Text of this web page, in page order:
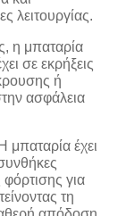
λειτουργίας.
η μπαταρία
σε εκρήξεις
ή
ασφάλεια
Η μπαταρία έχει
για
τη